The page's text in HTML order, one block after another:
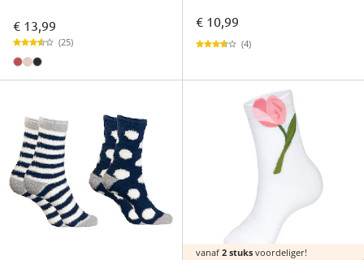
€ 13,99
(25)
€ 10,99
(4)
vanaf 2 stuksvoordeliger!